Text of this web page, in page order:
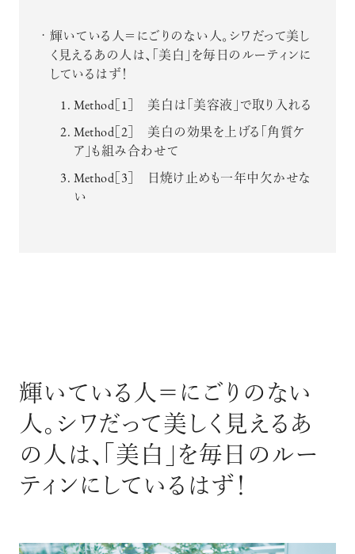
輝いている人＝にごりのない人。シワだって美し
く見えるあの人は、「美白」を毎日のルーティンに
しているはず！
Method［1］ 美白は「美容液」で取り入れる
Method［2］ 美白の効果を上げる「角質ケ
ア」も組み合わせて
Method［3］ 日焼け止めも一年中欠かせな
い
輝いている人＝にごりのない
人。シワだって美しく見えるあ
の人は、「美白」を毎日のルー
ティンにしているはず！